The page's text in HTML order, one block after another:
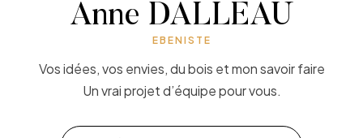
Anne DALLEAU
EBENISTE
Vos idées, vos envies, du bois et mon savoir faire
Un vrai projet d’équipe pour vous.